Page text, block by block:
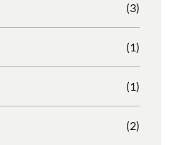
(3)
(1)
(1)
(2)